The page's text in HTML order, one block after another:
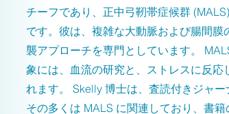
チーフであり、正中弓靭帯症候群
です。彼は、複雑な大動脈および腸間
襲アプローチを専門としています。
象には、血流の研究と、ストレスに反
れます。 Skelly 博士は、査読付きジャ
その多くは MALS に関連しており、書